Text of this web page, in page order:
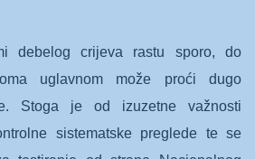
debelog crijeva rastu sporo, do
uglavnom može proći dugo
Stoga je od izuzetne važnosti
sistematske preglede te se